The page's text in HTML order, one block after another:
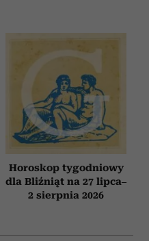
Horoskop tygodniowy
dla Bliźniąt na 27 lipca–
2 sierpnia 2026